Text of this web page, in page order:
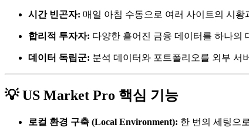
시간 빈곤자: 매일 아침 수동으로 여러 사이트의 시
합리적 투자자: 다양한 흩어진 금융 데이터를 하나의
데이터 독립군: 분석 데이터와 포트폴리오를 외부 서
💡 US Market Pro 핵심 기능
로컬 환경 구축 (Local Environment): 한 번의 세팅으